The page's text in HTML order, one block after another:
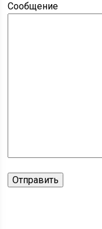
Сообщение